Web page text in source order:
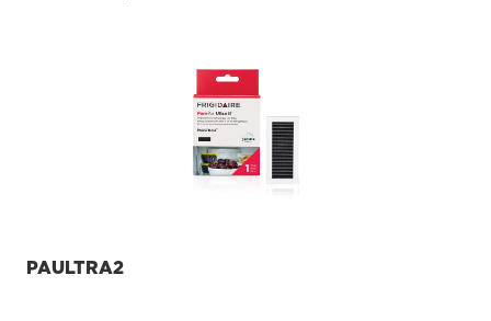
PAULTRA2